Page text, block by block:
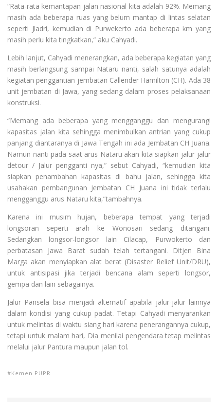
“Rata-rata kemantapan jalan nasional kita adalah 92%. Memang
masih ada beberapa ruas yang belum mantap di lintas selatan
seperti Jladri, kemudian di Purwekerto ada beberapa km yang
masih perlu kita tingkatkan,” aku Cahyadi.
Lebih lanjut, Cahyadi menerangkan, ada beberapa kegiatan yang
masih berlangsung sampai Nataru nanti, salah satunya adalah
kegiatan penggantian jembatan Callender Hamilton (CH). Ada 38
unit jembatan di Jawa, yang sedang dalam proses pelaksanaan
konstruksi.
“Memang ada beberapa yang mengganggu dan mengurangi
kapasitas jalan kita sehingga menimbulkan antrian yang cukup
panjang diantaranya di Jawa Tengah ini ada Jembatan CH Juana.
Namun nanti pada saat arus Nataru akan kita siapkan jalur-jalur
detour / Jalur pengganti nya,” sebut Cahyadi, “kemudian kita
siapkan penambahan kapasitas di bahu jalan, sehingga kita
usahakan pembangunan Jembatan CH Juana ini tidak terlalu
mengganggu arus Nataru kita,”tambahnya.
Karena ini musim hujan, beberapa tempat yang terjadi
longsoran seperti arah ke Wonosari sedang ditangani.
Sedangkan longsor-longsor lain Cilacap, Purwokerto dan
perbatasan Jawa Barat sudah telah tertangani. Ditjen Bina
Marga akan menyiapkan alat berat (Disaster Relief Unit/DRU),
untuk antisipasi jika terjadi bencana alam seperti longsor,
gempa dan lain sebagainya.
Jalur Pansela bisa menjadi alternatif apabila jalur-jalur lainnya
dalam kondisi yang cukup padat. Tetapi Cahyadi menyarankan
untuk melintas di waktu siang hari karena penerangannya cukup,
tetapi untuk malam hari, Dia menilai pengendara tetap melintas
melalui jalur Pantura maupun jalan tol.
Kemen PUPR